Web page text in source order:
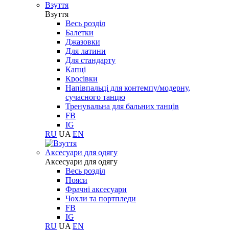
Взуття
Взуття
Весь розділ
Балетки
Джазовки
Для латини
Для стандарту
Капці
Кросівки
Напівпальці для контемпу/модерну,
сучасного танцю
Тренувальна для бальних танців
FB
IG
RU UA EN
Aксесуари для одягу
Aксесуари для одягу
Весь розділ
Пояси
Фрачні аксесуари
Чохли та портпледи
FB
IG
RU UA EN